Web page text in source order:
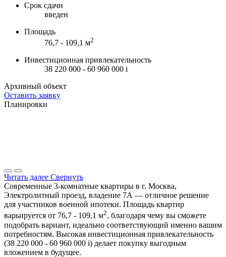
Срок сдачи
введен
Площадь
76,7 - 109,1 м2
Инвестиционная привлекательность
38 220 000 - 60 960 000 i
Архивный объект
Оставить заявку
Планировки
Читать далее Свернуть
Современные 3-комнатные квартиры в г. Москва,
Электролитный проезд, владение 7А — отличное решение
для участников военной ипотеки. Площадь квартир
варьируется от 76,7 - 109,1 м2, благодаря чему вы сможете
подобрать вариант, идеально соответствующий именно вашим
потребностям. Высокая инвестиционная привлекательность
(38 220 000 - 60 960 000 i) делает покупку выгодным
вложением в будущее.